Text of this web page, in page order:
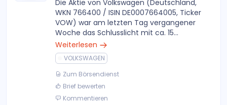
Die Aktie von Volkswagen (Deutschland,
WKN 766400 / ISIN DE0007664005, Ticker
VOW) war am letzten Tag vergangener
Woche das Schlusslicht mit ca. 15...
Weiterlesen
VOLKSWAGEN
Zum Börsendienst
Brief bewerten
Kommentieren